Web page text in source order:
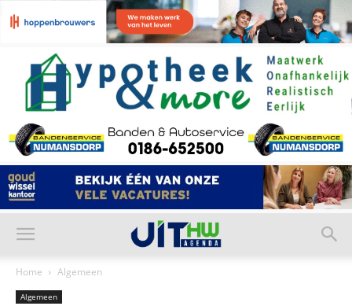
Home Algemeen
Algemeen